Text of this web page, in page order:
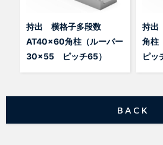
持出 横格子多段数
AT40x60角柱（ルーバー
30×55 ピッチ65）
持
角柱
ピッ
BACK